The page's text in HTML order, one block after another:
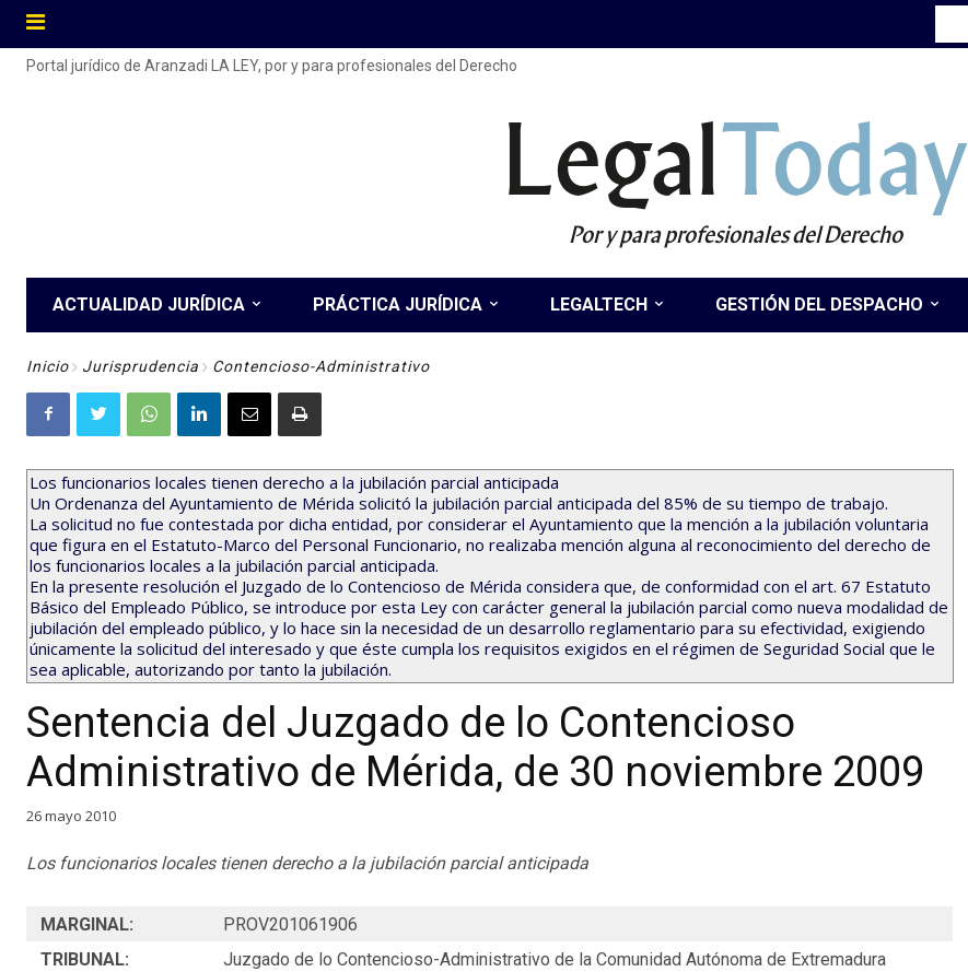
Portal jurídico de Aranzadi LA LEY, por y para profesionales del Derecho
LegalToday
Por y para profesionales del Derecho
ACTUALIDAD JURÍDICA PRÁCTICA JURÍDICA LEGALTECH GESTIÓN DEL DESPACHO
Inicio Jurisprudencia Contencioso-Administrativo
Los funcionarios locales tienen derecho a la jubilación parcial anticipada
Un Ordenanza del Ayuntamiento de Mérida solicitó la jubilación parcial anticipada del 85% de su tiempo de trabajo.
La solicitud no fue contestada por dicha entidad, por considerar el Ayuntamiento que la mención a la jubilación voluntaria
que figura en el Estatuto-Marco del Personal Funcionario, no realizaba mención alguna al reconocimiento del derecho de
los funcionarios locales a la jubilación parcial anticipada.
En la presente resolución el Juzgado de lo Contencioso de Mérida considera que, de conformidad con el art. 67 Estatuto
Básico del Empleado Público, se introduce por esta Ley con carácter general la jubilación parcial como nueva modalidad de
jubilación del empleado público, y lo hace sin la necesidad de un desarrollo reglamentario para su efectividad, exigiendo
únicamente la solicitud del interesado y que éste cumpla los requisitos exigidos en el régimen de Seguridad Social que le
sea aplicable, autorizando por tanto la jubilación.
Sentencia del Juzgado de lo Contencioso
Administrativo de Mérida, de 30 noviembre 2009
26 mayo 2010
Los funcionarios locales tienen derecho a la jubilación parcial anticipada
MARGINAL:
PROV201061906
TRIBUNAL:
Juzgado de lo Contencioso-Administrativo de la Comunidad Autónoma de Extremadura